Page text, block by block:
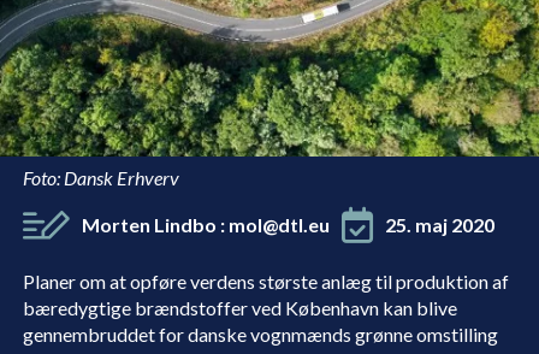
Planer om at opføre verdens største anlæg til produktion af
bæredygtige brændstoffer ved København kan blive
gennembruddet for danske vognmænds grønne omstilling
Foto: Dansk Erhverv
Morten Lindbo : mol@dtl.eu 25. maj 2020